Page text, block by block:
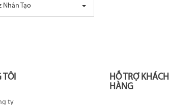
Tạo
TÔI
ty
HỖ TRỢ KHÁCH
HÀNG